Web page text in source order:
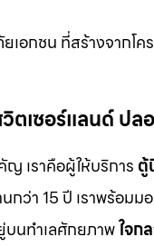
อกชน ที่สร้างจากโ
ตเซอร์แลนด์ ป
เราคือผู้ให้บริการ ตู้
กว่า 15 ปี เราพร้อม
นทำเลศักยภาพใจก